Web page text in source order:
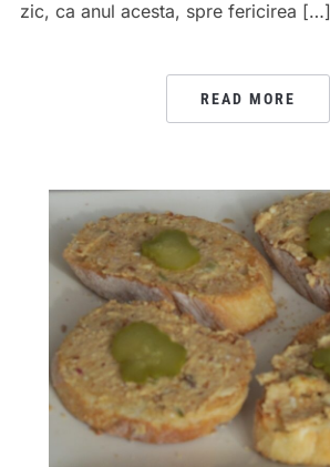
zic, ca anul acesta, spre fericirea […]
READ MORE